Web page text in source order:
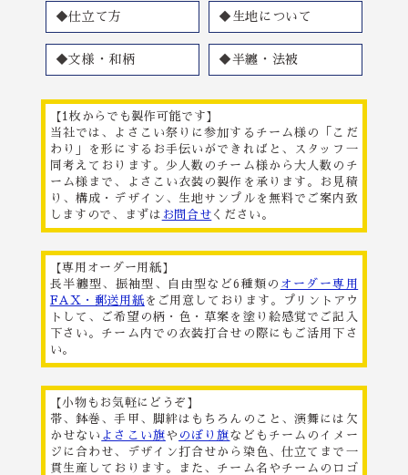
◆仕立て方 ◆生地について
◆文様・和柄 ◆半纏・法被
【1枚からでも製作可能です】
当社では、よさこい祭りに参加するチーム様の「こだ
わり」を形にするお手伝いができればと、スタッフ一
同考えております。少人数のチーム様から大人数のチ
ーム様まで、よさこい衣装の製作を承ります。お見積
り、構成・デザイン、生地サンプルを無料でご案内致
しますので、まずは お問合せ ください。
【専用オーダー用紙】
長半纏型、振袖型、自由型など6種類の オーダー専用
FAX・郵送用紙 をご用意しております。プリントアウ
トして、ご希望の柄・色・草案を塗り絵感覚でご記入
下さい。チーム内での衣装打合せの際にもご活用下さ
い。
【小物もお気軽にどうぞ】
帯、鉢巻、手甲、脚絆はもちろんのこと、演舞には欠
かせない よさこい旗や のぼり旗などもチームのイメー
ジに合わせ、デザイン打合せから染色、仕立てまで一
貫生産しております。また、チーム名やチームのロゴ